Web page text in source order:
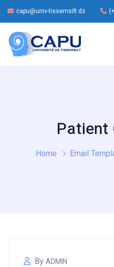
capu@univ-tissemsilt.dz
Patient
Home Email
By ADMIN